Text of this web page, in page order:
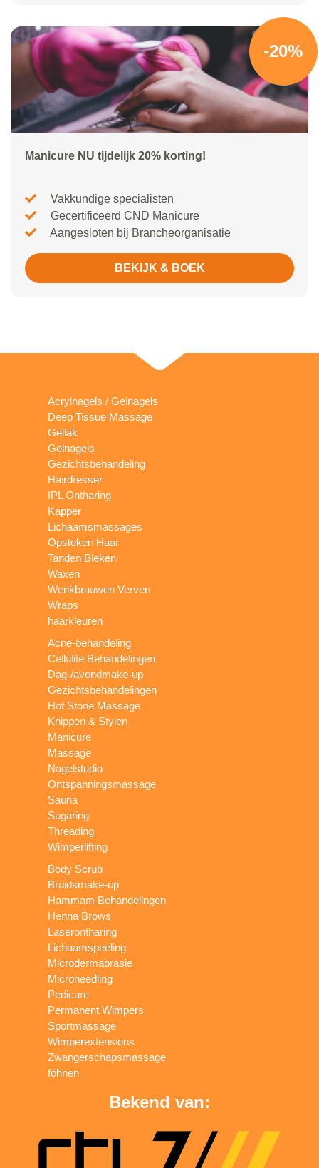
-20%
Manicure NU tijdelijk 20% korting!
Vakkundige specialisten
Gecertificeerd CND Manicure
Aangesloten bij Brancheorganisatie
BEKIJK & BOEK
Acrylnagels / Gelnagels
Deep Tissue Massage
Gellak
Gelnagels
Gezichtsbehandeling
Hairdresser
IPL Ontharing
Kapper
Lichaamsmassages
Opsteken Haar
Tanden Bleken
Waxen
Wenkbrauwen Verven
Wraps
haarkleuren
Acne-behandeling
Cellulite Behandelingen
Dag-/avondmake-up
Gezichtsbehandelingen
Hot Stone Massage
Knippen & Stylen
Manicure
Massage
Nagelstudio
Ontspanningsmassage
Sauna
Sugaring
Threading
Wimperlifting
Body Scrub
Bruidsmake-up
Hammam Behandelingen
Henna Brows
Laserontharing
Lichaamspeeling
Microdermabrasie
Microneedling
Pedicure
Permanent Wimpers
Sportmassage
Wimperextensions
Zwangerschapsmassage
föhnen
Bekend van: